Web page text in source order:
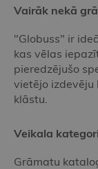
Vairāk nekā
"Globuss" ir
kas vēlas
pieredzējušo
vietējo izdevēju
klāstu.
Veikala
Grāmatu